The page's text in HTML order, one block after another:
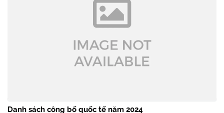
Danh sách công bố quốc tế năm 2024